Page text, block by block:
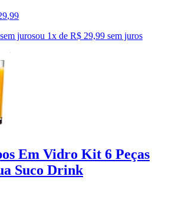
,99
jurosou 1x de R$ 29,99 sem juros
Em Vidro Kit 6 Peças
Suco Drink